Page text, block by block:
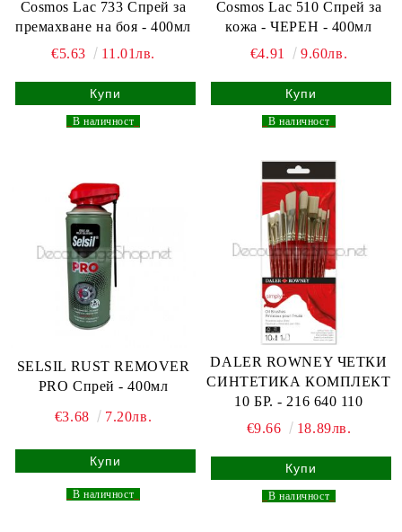
Cosmos Lac 733 Спрей за
премахване на боя - 400мл
€5.63
11.01лв.
В наличност
Cosmos Lac 510 Спрей за
кожа - ЧЕРЕН - 400мл
€4.91
9.60лв.
В наличност
SELSIL RUST REMOVER
PRO Спрей - 400мл
€3.68 7.20лв.
В наличност
DALER ROWNEY ЧЕТКИ
СИНТЕТИКА КОМПЛЕКТ
10 БР. - 216 640 110
€9.66
18.89лв.
В наличност